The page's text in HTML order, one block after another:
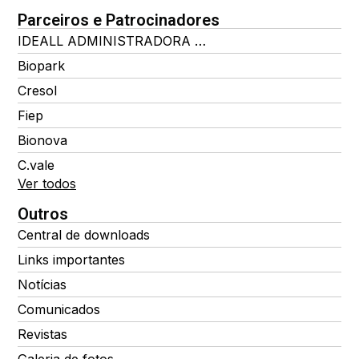
Parceiros e Patrocinadores
IDEALL ADMINISTRADORA DE BENEFÍCIOS
Biopark
Cresol
Fiep
Bionova
C.vale
Ver todos
Outros
Central de downloads
Links importantes
Notícias
Comunicados
Revistas